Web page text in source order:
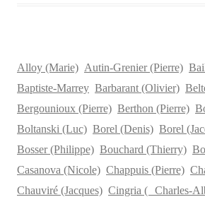
Alloy (Marie) Autin-Grenier (Pierre)
Baptiste-Marrey Barbarant (Olivier)
Bergounioux (Pierre) Berthon (Pierre)
Boltanski (Luc) Borel (Denis) Borel
Bosser (Philippe) Bouchard (Thierry)
Casanova (Nicole) Chappuis (Pierre)
Chauviré (Jacques) Cingria ( Charles-